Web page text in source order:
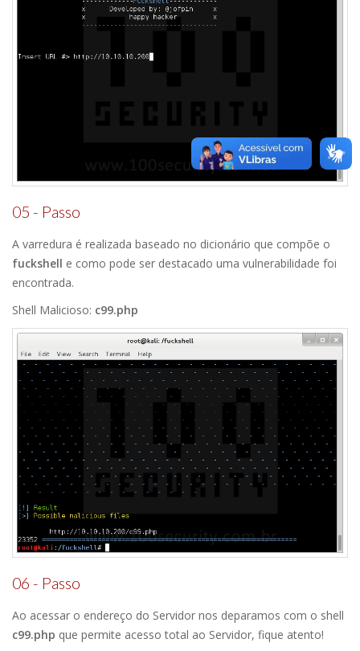
05 - Passo
A varredura é realizada baseado no dicionário que compõe o
fuckshell e como pode ser destacado uma vulnerabilidade foi
encontrada.
Shell Malicioso: c99.php
06 - Passo
Ao acessar o endereço do Servidor nos deparamos com o shell
c99.php que permite acesso total ao Servidor, fique atento!